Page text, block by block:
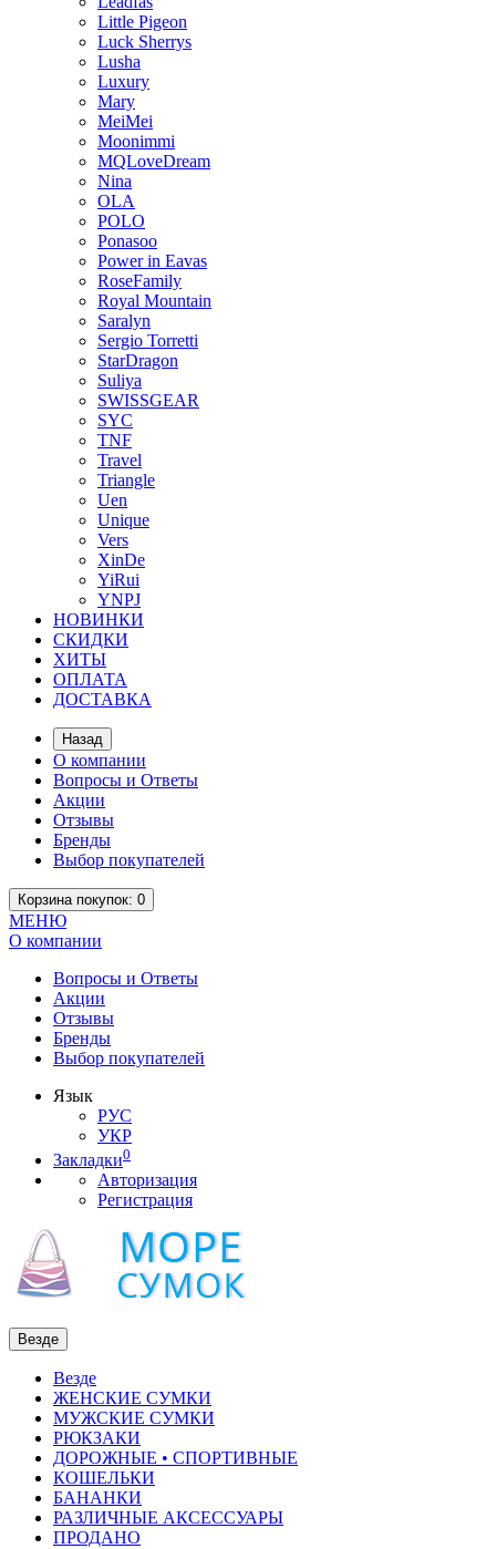
Little Pigeon
Luck Sherrys
Lusha
Luxury
Mary
MeiMei
Moonimmi
MQLoveDream
Nina
OLA
POLO
Ponasoo
Power in Eavas
RoseFamily
Royal Mountain
Saralyn
Sergio Torretti
StarDragon
Suliya
SWISSGEAR
SYC
TNF
Travel
Triangle
Uen
Unique
Vers
XinDe
YiRui
YNPJ
НОВИНКИ
СКИДКИ
ХИТЫ
ОПЛАТА
ДОСТАВКА
Назад
О компании
Вопросы и Ответы
Акции
Отзывы
Бренды
Выбор покупателей
Корзинапокупок: 0
МЕНЮ
О компании
Вопросы и Ответы
Акции
Отзывы
Бренды
Выбор покупателей
Язык
РУС
УКР
Закладки0
Авторизация
Регистрация
Везде
Везде
ЖЕНСКИЕ СУМКИ
МУЖСКИЕ СУМКИ
РЮКЗАКИ
ДОРОЖНЫЕ • СПОРТИВНЫЕ
КОШЕЛЬКИ
БАНАНКИ
РАЗЛИЧНЫЕ АКСЕССУАРЫ
ПРОДАНО